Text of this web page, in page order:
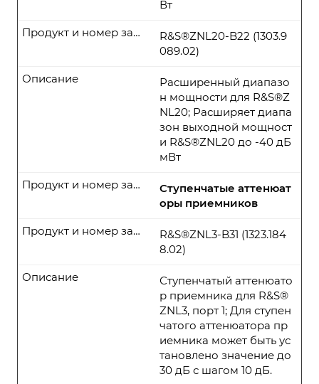
Вт
R&S®ZNL20-B22 (1303.9
089.02)
Продукт и номер заказа
Расширенный диапазо
н мощности для R&S®Z
NL20; Расширяет диапа
зон выходной мощност
и R&S®ZNL20 до -40 дБ
мВт
Описание
Ступенчатые аттенюат
оры приемников
Продукт и номер заказа
R&S®ZNL3-B31 (1323.184
8.02)
Продукт и номер заказа
Ступенчатый аттенюато
р приемника для R&S®
ZNL3, порт 1; Для ступен
чатого аттенюатора пр
иемника может быть ус
тановлено значение до
30 дБ с шагом 10 дБ.
Описание